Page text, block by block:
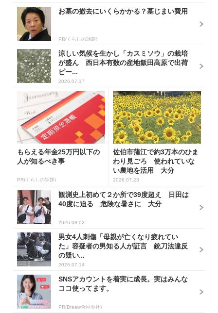
お墓の撤去にいくらかかる？墓じまい費用
PR(くらしの話題)
涼しい気候を生かし「カスミソウ」の栽培
が盛ん 西日本有数の産地飯田高原で出荷
ピー...
2026.07.17
もらえる年金25万円以下の
人が知るべき事
PR(くらしの話題)
佐伯市蒲江で約3万本のひま
わり見ごろ 使われていな
い農地を活用 大分
2026.07.23
観測史上初めて２か所で39度超え 日田は
40度に迫る 危険な暑さに 大分
2026.08.02
男女4人刺傷「母親が亡くなり疲れてい
た」容疑者の男知る人が証言 銃刀法違反
の疑い...
2026.07.14
SNSアカウントを着実に成長。実はみんな
ココ使ってます。
PR(Dreaw合同会社)